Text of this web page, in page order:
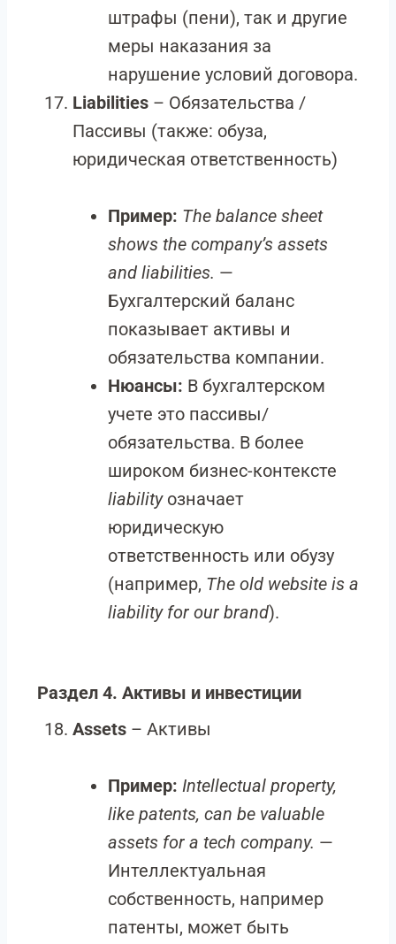
штрафы (пени), так и другие
меры наказания за
нарушение условий договора.
Liabilities – Обязательства /
Пассивы (также: обуза,
юридическая ответственность)
Пример: The balance sheet
shows the company’s assets
and liabilities. —
Бухгалтерский баланс
показывает активы и
обязательства компании.
Нюансы: В бухгалтерском
учете это пассивы/
обязательства. В более
широком бизнес-контексте
liabilityозначает
юридическую
ответственность или обузу
(например, The old website is a
liability for our brand).
Раздел 4. Активы и инвестиции
Assets – Активы
Пример: Intellectual property,
like patents, can be valuable
assets for a tech company. —
Интеллектуальная
собственность, например
патенты, может быть